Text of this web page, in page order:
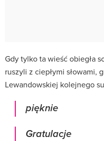
Gdy tylko ta wieść obiegła
ruszyli z ciepłymi słowami,
Lewandowskiej kolejnego
pięknie
Gratulacje